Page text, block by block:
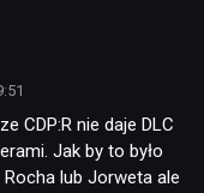
CDP:R nie daje DLC
Jak by to było
Rocha lub Jorweta ale